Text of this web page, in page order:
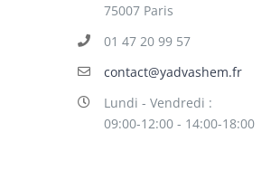
75007 Paris
01 47 20 99 57
contact@yadvashem.fr
Lundi - Vendredi :
09:00-12:00 - 14:00-18:00